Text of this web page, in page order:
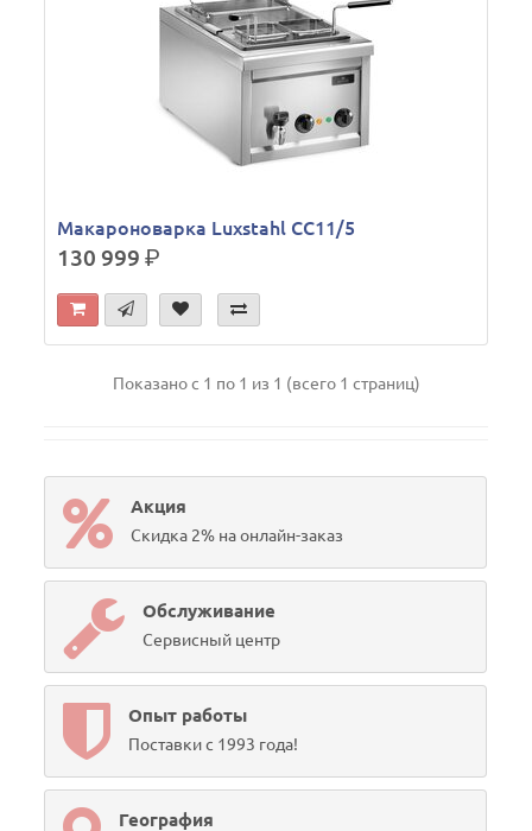
Макароноварка Luxstahl CC11/5
130 999р.
Показано с 1 по 1 из 1 (всего 1 страниц)
Акция
Скидка 2% на онлайн-заказ
Обслуживание
Сервисный центр
Опыт работы
Поставки с 1993 года!
География